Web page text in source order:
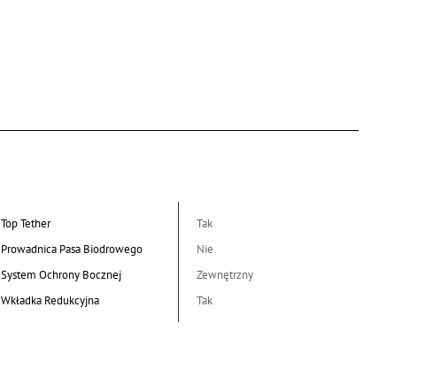
Top Tether
Tak
Prowadnica Pasa Biodrowego
Nie
System Ochrony Bocznej
Zewnętrzny
Wkładka Redukcyjna
Tak